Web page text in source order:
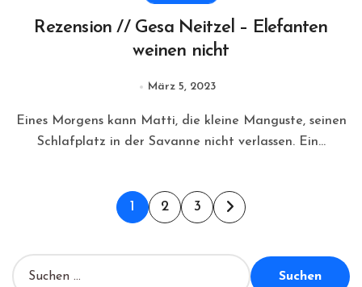
Rezension // Gesa Neitzel – Elefanten
weinen nicht
März 5, 2023
Eines Morgens kann Matti, die kleine Manguste, seinen
Schlafplatz in der Savanne nicht verlassen. Ein...
Seitennummerierung
Beiträge
1 2 3
S
u